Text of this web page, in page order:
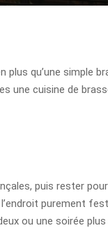
plus qu’une simple
une cuisine de
puis rester
purement
ou une soirée plus